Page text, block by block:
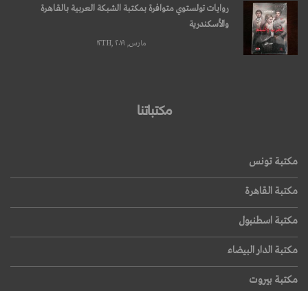
روايات تولستوي متوافرة بمكتبة الشبكة العربية بالقاهرة
والأسكندرية
مارس, ۱۲TH, ۲۰۱۹
مكتباتنا
مكتبة تونس
مكتبة القاهرة
مكتبة اسطنبول
مكتبة الدار البيضاء
مكتبة بيروت